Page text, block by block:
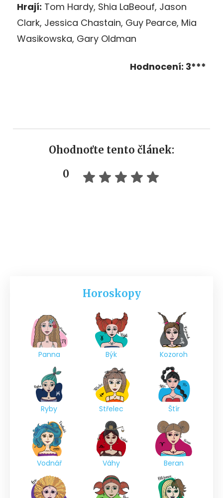
Hrají: Tom Hardy, Shia LaBeouf, Jason
Clark, Jessica Chastain, Guy Pearce, Mia
Wasikowska, Gary Oldman
Hodnocení: 3***
Ohodnoťte tento článek:
0
Horoskopy
Panna Býk Kozoroh
Ryby Střelec Štír
Vodnář Váhy Beran